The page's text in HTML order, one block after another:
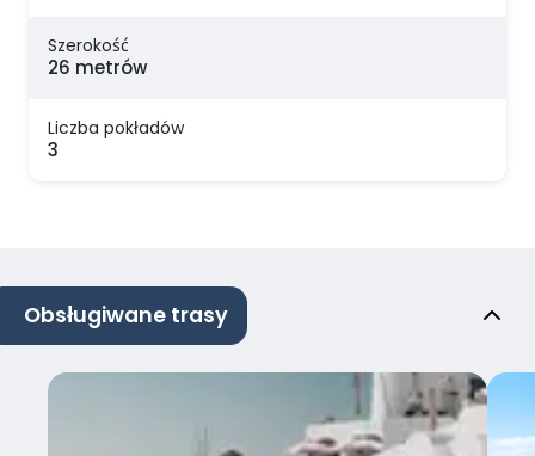
Szerokość
26 metrów
Liczba pokładów
3
Obsługiwane trasy